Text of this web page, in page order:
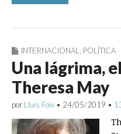
INTERNACIONAL POLÍTICA
Una lágrima,
Theresa May
por Lluís Foix • 24/05/2019 •